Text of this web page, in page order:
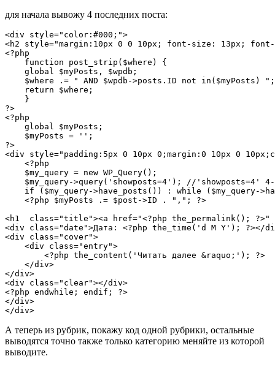
для начала вывожу 4 последних поста:
<div style="color:#000;">
<h2 style="margin:10px 0 0 10px; font-size: 13px; font-
<?php
    function post_strip($where) {
    global $myPosts, $wpdb;
$where .= " AND $wpdb->posts.ID not in($myPosts)
    return $where;
    }
?>
<?php
    global $myPosts;
    $myPosts = '';
?>
<div style="padding:5px 0 10px 0;margin:0 10px 0
    <?php
    $my_query = new WP_Query();
$my_query->query('showposts=4'); //'showposts=4'
if ($my_query->have_posts()) : while ($my_query-
    <?php $myPosts .= $post->ID . ","; ?>
<h1  class="title"><a href="<?php the_permalink();
<div class="date">Дата: <?php the_time('d M Y'); ?></
<div class="cover">
    <div class="entry">
        <?php the_content('Читать далее &raquo;'); ?>
    </div>
</div>
<div class="clear"></div>
<?php endwhile; endif; ?>
</div>
</div>
А теперь из рубрик, покажу код одной рубрики, остальные
выводятся точно также только категорию меняйте из которой
выводите.